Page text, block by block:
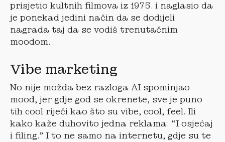
prisjetio kultnih filmova iz 1975. i naglasio da
je ponekad jedini način da se dodijeli
nagrada taj da se vodiš trenutačnim
moodom.
Vibe marketing
No nije možda bez razloga AI spominjao
mood, jer gdje god se okrenete, sve je puno
tih cool riječi kao što su vibe, cool, feel. Ili
kako kaže duhovito jedna reklama: “I osjećaj
i filing.” I to ne samo na internetu, gdje su te